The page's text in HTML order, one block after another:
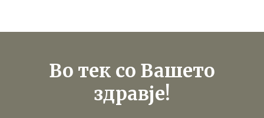
Во тек со Вашето
здравје!